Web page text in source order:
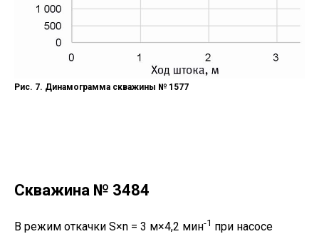
Рис. 7. Динамограмма скважины № 1577
Скважина № 3484
В режим откачки S×n = 3 м×4,2 мин-1 при насосе